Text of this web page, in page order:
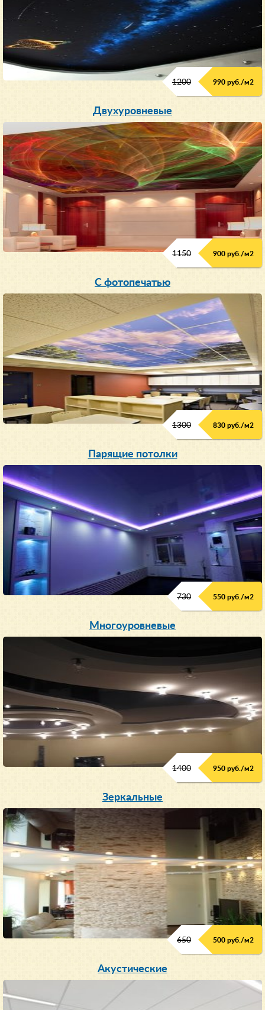
1200 990 руб./м2
Двухуровневые
1150 900 руб./м2
С фотопечатью
1300 830 руб./м2
Парящие потолки
730 550 руб./м2
Многоуровневые
1400 950 руб./м2
Зеркальные
650 500 руб./м2
Акустические